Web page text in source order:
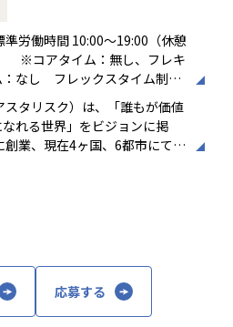
門チーム
」および
Service」を提供
スラエル）
Service」を提供
理/アメリカ）
アクセス実現に向けた 導入
権ID管理におけるライブモニタ
洩を防ぐために、CyberArkを
作業を強制するライブモニタリ
イ工科大学の卒業生を中心とし
ニアが在籍しており、日本国内
しています。
の豊富さと、優秀なエンジニア
Sun Asteriskの魅力です。
にはビジネス・テック・クリエ
視点のどれもが強すぎることな
ると私たちは考えています。
のプロフェッショナルなメンバ
し、かたちづくると考えるチー
サービス・価値を届けたいとい
トが集まっています。
関わるため、その技術選定・設
準労働時間 10:00～19:00（休憩
※コアタイム：無し、フレキ
：なし フレックスタイム制
フレックス制
裁量労働制
無： 有（月平均20時間）
分
スタリスク）は、「誰もが価値
れる世界」をビジョンに掲
創業、現在4ヶ国、6都市にて1
・クリエイティブスタジオで
イティブ & エンジニアリング」
ラットフォーム」の2つのサ
提供し、創業より300をこえ
応募する